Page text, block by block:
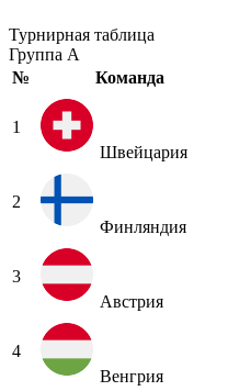
Турнирная таблица
Группа A
№
Команда
1
Швейцария
2
Финляндия
3
Австрия
4
Венгрия